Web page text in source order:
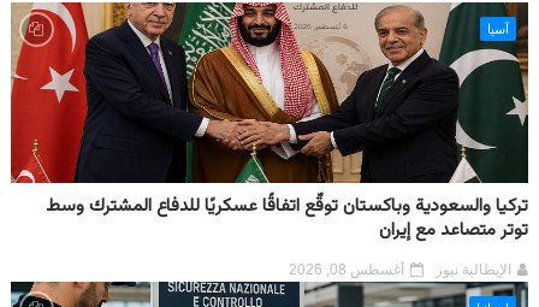
آسيا
تركيا والسعودية وباكستان توقّع اتفاقًا عسكريًا للدفاع المشترك وسط
توتر متصاعد مع إيران
الإيطالية نيوز أغسطس 08, 2026